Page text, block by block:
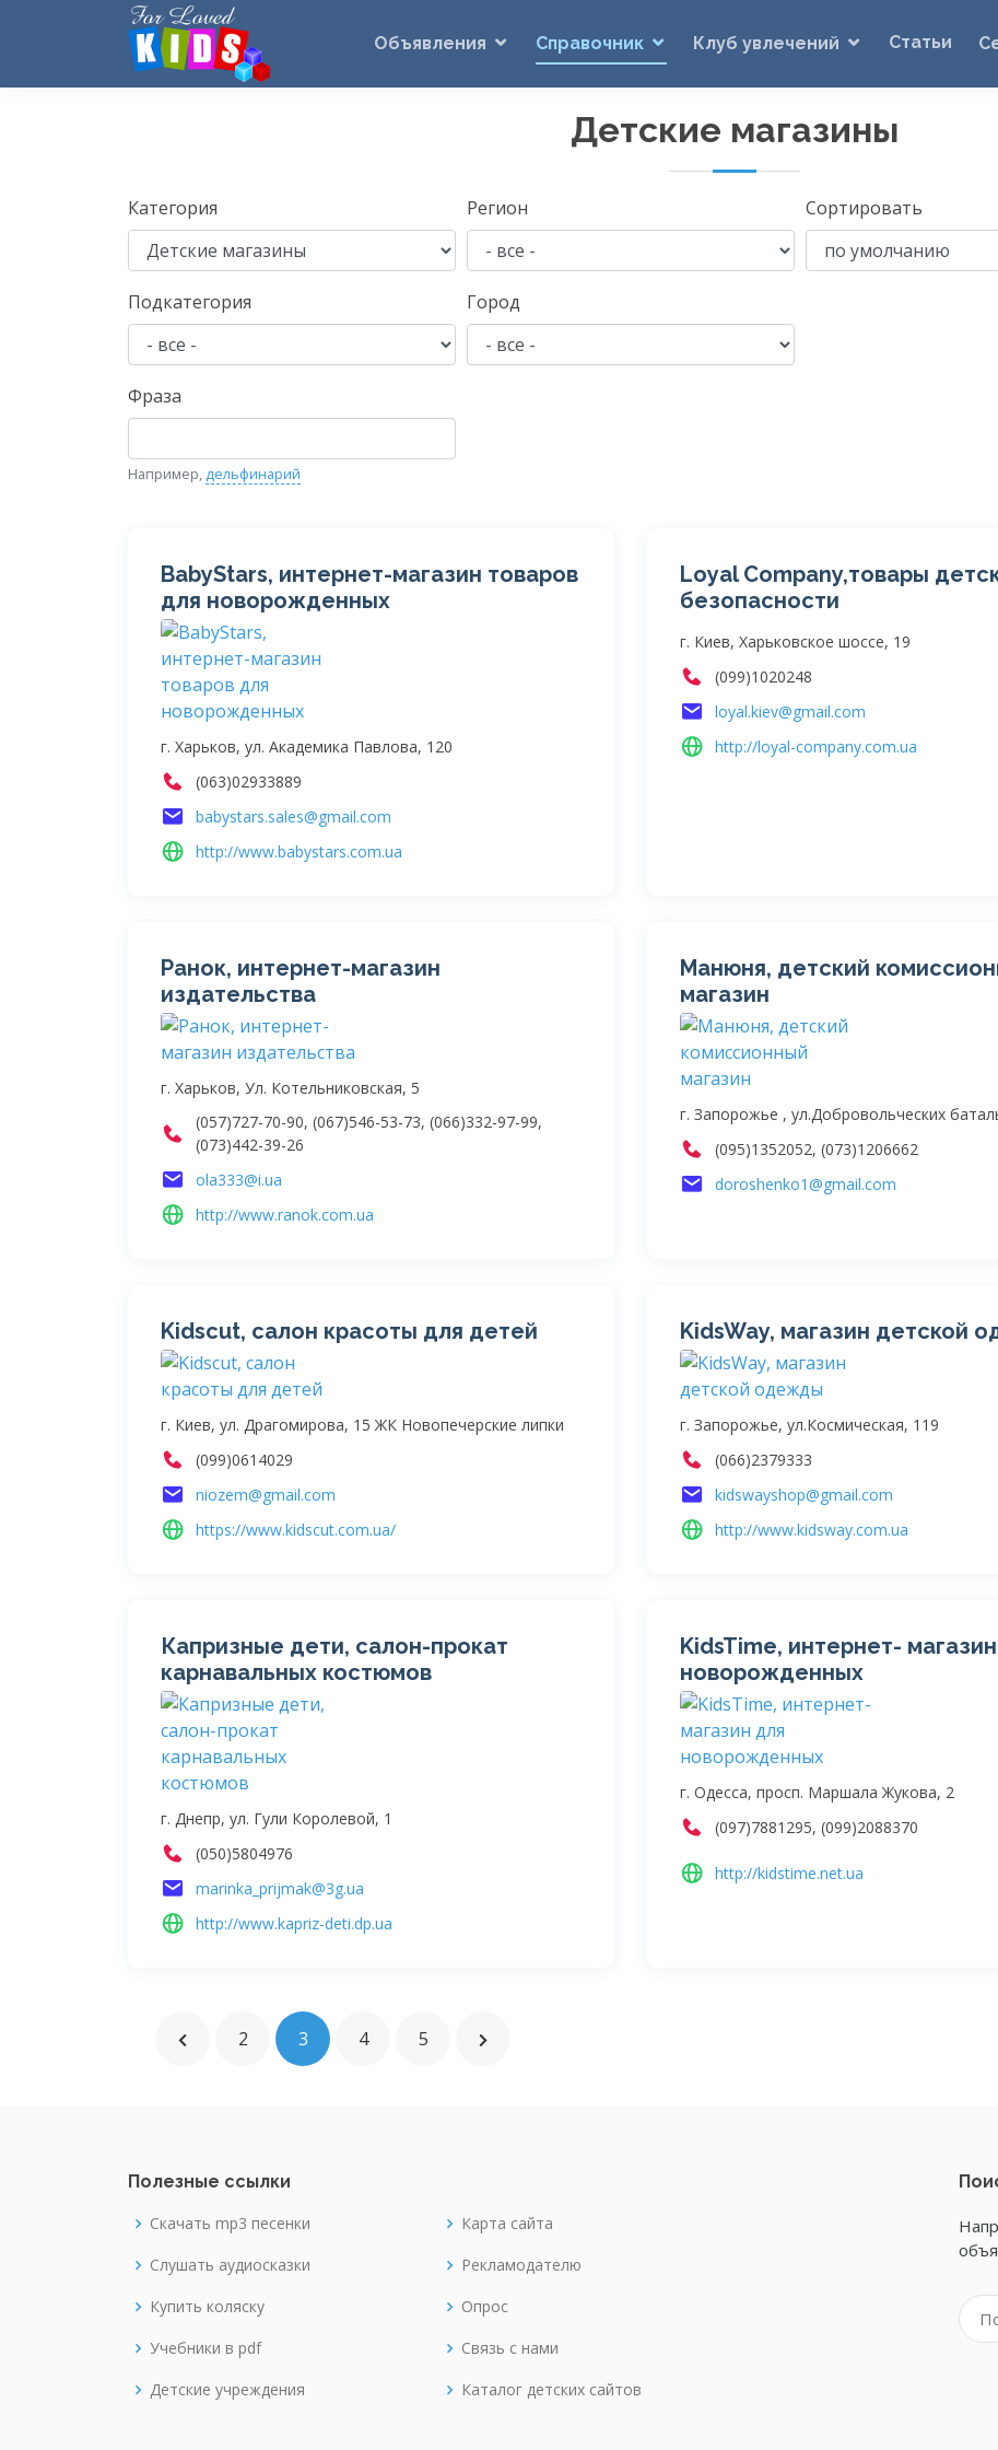
Объявления Справочник Клуб увлечений Статьи
Детские магазины
Категория Регион Сортировать
Подкатегория Город
Фраза
Например, дельфинарий
BabyStars, интернет-магазин товаров
для новорожденных
г. Харьков, ул. Академика Павлова, 120
(063)02933889
babystars.sales@gmail.com
http://www.babystars.com.ua
Loyal Company,товары
безопасности
г. Киев, Харьковское шоссе, 19
(099)1020248
loyal.kiev@gmail.com
http://loyal-company.com.ua
Ранок, интернет-магазин
издательства
г. Харьков, Ул. Котельниковская, 5
(057)727-70-90, (067)546-53-73, (066)332-97-99,
(073)442-39-26
ola333@i.ua
http://www.ranok.com.ua
Манюня, детский
магазин
г. Запорожье , ул.Добровольческих
(095)1352052, (073)1206662
doroshenko1@gmail.com
Kidscut, cалон красоты для детей
г. Киев, ул. Драгомирова, 15 ЖК Новопечерские липки
(099)0614029
niozem@gmail.com
https://www.kidscut.com.ua/
KidsWay, магазин детской
г. Запорожье, ул.Космическая, 119
(066)2379333
kidswayshop@gmail.com
http://www.kidsway.com.ua
Капризные дети, салон-прокат
карнавальных костюмов
г. Днепр, ул. Гули Королевой, 1
(050)5804976
marinka_prijmak@3g.ua
http://www.kapriz-deti.dp.ua
KidsTime, интернет-
новорожденных
г. Одесса, просп. Маршала Жукова, 2
(097)7881295, (099)2088370
http://kidstime.net.ua
2 3 4 5
Полезные ссылки
Скачать mp3 песенки
Слушать аудиосказки
Купить коляску
Учебники в pdf
Детские учреждения
Карта сайта
Рекламодателю
Опрос
Связь с нами
Каталог детских сайтов